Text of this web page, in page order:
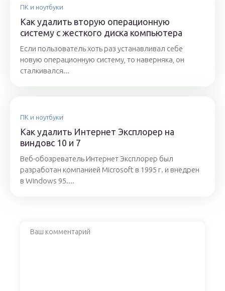
ПК и ноутбуки
Как удалить вторую операционную
систему с жесткого диска компьютера
Если пользователь хоть раз устанавливал себе
новую операционную систему, то наверняка, он
сталкивался...
ПК и ноутбуки
Как удалить Интернет Эксплорер на
виндовс 10 и 7
Веб-обозреватель Интернет Эксплорер был
разработан компанией Microsoft в 1995 г. и внедрен
в Windows 95....